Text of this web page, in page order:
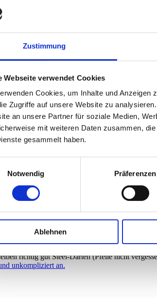
Zustimmung
Webseite verwendet Cookies
Cookies, um Inhalte und Anzeigen
Zugriffe auf unsere Website zu
an unsere Partner für soziale Medien,
mit weiteren Daten zusammen,
gesammelt haben.
Notwendig
Präferenzen
Ablehnen
richtig gut Steel-Darten (Pfeile nicht
unkompliziert an.